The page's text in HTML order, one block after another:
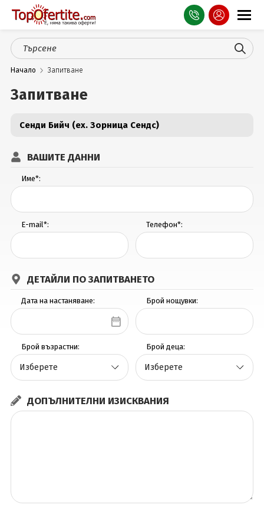
Оферти
СПА
Планина
Море
Чужбина
Празници
Гърция
Услуги
Начало Запитване
Запитване
Сенди Бийч (ex. Зорница Сендс)
ВАШИТЕ ДАННИ
Име*:
E-mail*: Телефон*:
ДЕТАЙЛИ ПО ЗАПИТВАНЕТО
Дата на настаняване: Брой нощувки:
Брой възрастни: Брой деца:
ДОПЪЛНИТЕЛНИ ИЗИСКВАНИЯ